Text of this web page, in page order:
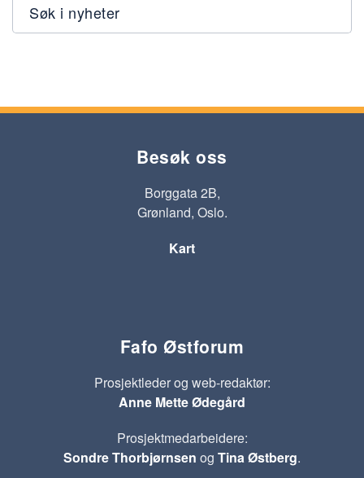
Søk i nyheter
Besøk oss
Borggata 2B,
Grønland, Oslo.
Kart
Fafo Østforum
Prosjektleder og web-redaktør:
Anne Mette Ødegård
Prosjektmedarbeidere:
Sondre Thorbjørnsen og Tina Østberg.